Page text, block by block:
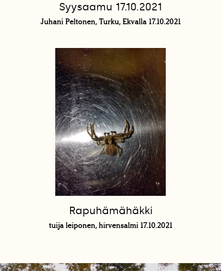
Syysaamu 17.10.2021
Juhani Peltonen, Turku, Ekvalla 17.10.2021
Rapuhämähäkki
tuija leiponen, hirvensalmi 17.10.2021